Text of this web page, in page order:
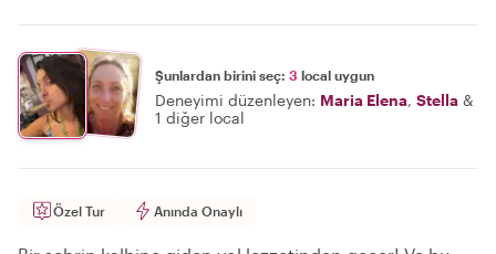
Şunlardan birini seç: 3 local uygun
Deneyimi düzenleyen: Maria Elena, Stella &
1 diğer local
Özel Tur Anında Onaylı